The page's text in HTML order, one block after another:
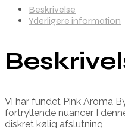
Beskrivelse
Yderligere information
Vi har fundet Pink Aroma
fortryllende nuancer I
diskret kølig afslutning